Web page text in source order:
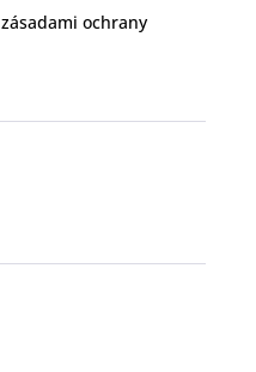
zásadami ochrany